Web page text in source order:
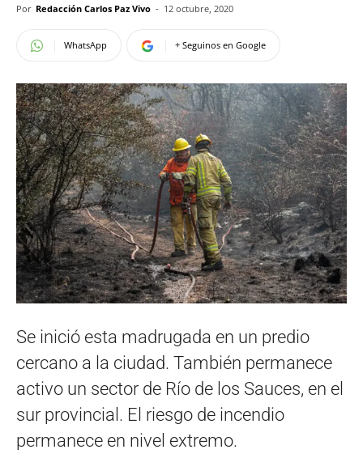
Por Redacción Carlos Paz Vivo - 12 octubre, 2020
WhatsApp + Seguinos en Google
Se inició esta madrugada en un predio
cercano a la ciudad. También permanece
activo un sector de Río de los Sauces, en el
sur provincial. El riesgo de incendio
permanece en nivel extremo.